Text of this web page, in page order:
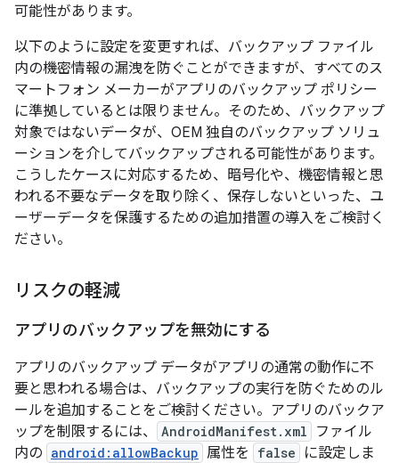
可能性があります。
以下のように設定を変更すれば、バックアップ ファイル
内の機密情報の漏洩を防ぐことができますが、すべてのス
マートフォン メーカーがアプリのバックアップ ポリシー
に準拠しているとは限りません。そのため、バックアップ
対象ではないデータが、OEM 独自のバックアップ ソリュ
ーションを介してバックアップされる可能性があります。
こうしたケースに対応するため、暗号化や、機密情報と思
われる不要なデータを取り除く、保存しないといった、ユ
ーザーデータを保護するための追加措置の導入をご検討く
ださい。
リスクの軽減
アプリのバックアップを無効にする
アプリのバックアップ データがアプリの通常の動作に不
要と思われる場合は、バックアップの実行を防ぐためのル
ールを追加することをご検討ください。アプリのバックア
ップを制限するには、
AndroidManifest.xml
ファイル
内の android:allowBackup 属性を false
に設定しま